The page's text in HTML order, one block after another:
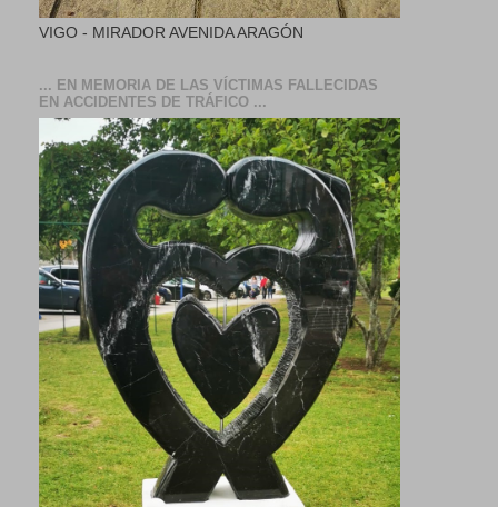
VIGO - MIRADOR AVENIDA ARAGÓN
... EN MEMORIA DE LAS VÍCTIMAS FALLECIDAS
EN ACCIDENTES DE TRÁFICO ...